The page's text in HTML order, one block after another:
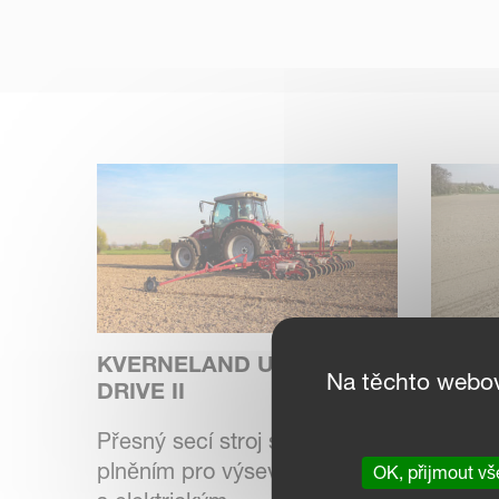
KVERNELAND UNICORN E-
DRIVE II
Přesný secí stroj s vnitřním
plněním pro výsev do mulče,
S /
na
Na těchto
OK, přijmout